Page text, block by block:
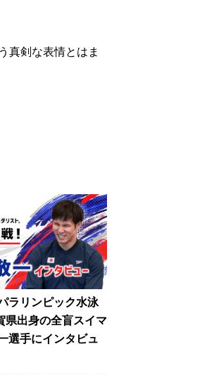
真剣な表情とはま
ラリンピック水泳
県出身の全盲スイマ
選手にインタビュ